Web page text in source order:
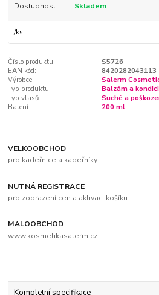
Dostupnost Skladem
/ks
Číslo produktu:
S5726
EAN kód:
8420282043113
Výrobce:
Salerm
Typ produktu:
Balzám a
Typ vlasů:
Suché a
Balení:
200 ml
VELKOOBCHOD
pro kadeřnice a kadeřníky
NUTNÁ REGISTRACE
pro zobrazení cen a aktivaci košíku
MALOOBCHOD
www.kosmetikasalerm.cz